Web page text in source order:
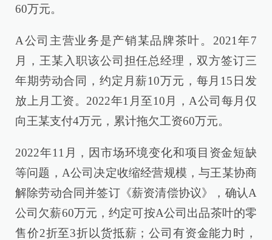
60万元。
A公司主营业务是产销某品牌茶叶。2021年7
月，王某入职该公司担任总经理，双方签订三
年期劳动合同，约定月薪10万元，每月15日发
放上月工资。2022年1月至10月，A公司每月仅
向王某支付4万元，累计拖欠工资60万元。
2022年11月，因市场环境变化和项目资金短缺
等问题，A公司决定收缩经营规模，与王某协商
解除劳动合同并签订《薪资清偿协议》，确认A
公司欠薪60万元，约定可按A公司出品茶叶的零
售价2折至3折以货抵薪；公司有资金能力时，